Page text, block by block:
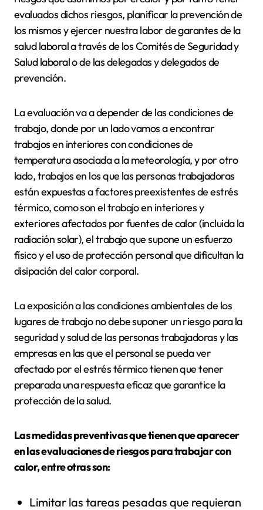
evaluados dichos riesgos, planificar la prevención de
los mismos y ejercer nuestra labor de garantes de la
salud laboral a través de los Comités de Seguridad y
Salud laboral o de las delegadas y delegados de
prevención.
La evaluación va a depender de las condiciones de
trabajo, donde por un lado vamos a encontrar
trabajos en interiores con condiciones de
temperatura asociada a la meteorología, y por otro
lado,trabajos en los que las personas trabajadoras
están expuestas a factores preexistentes de estrés
térmico, como son el trabajo en interiores y
exteriores afectados porfuentes de calor (incluida la
radiación solar), el trabajo que supone un esfuerzo
físico y el uso de protección personal que dificultan la
disipación del calor corporal.
La exposición a las condiciones ambientales de los
lugares de trabajo no debe suponer un riesgo para la
seguridad y salud de las personas trabajadoras y las
empresas en las que el personal se pueda ver
afectado por el estrés térmico tienen que tener
preparada una respuesta eficaz que garantice la
protección de la salud.
Las medidas preventivas que tienen que aparecer
en las evaluaciones de riesgos para trabajar con
calor, entre otras son:
Limitar las tareas pesadas que requieran